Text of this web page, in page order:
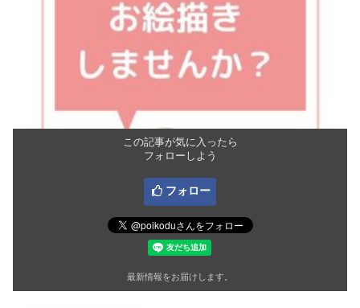
この記事が気に入ったら
フォローしよう
フォロー
最新情報をお届けします。